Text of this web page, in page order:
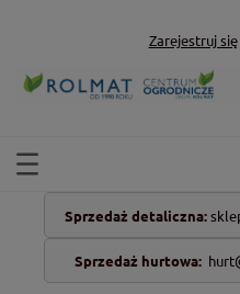
Zarejestruj się
Sprzedaż detaliczna:
Sprzedaż hurtowa: